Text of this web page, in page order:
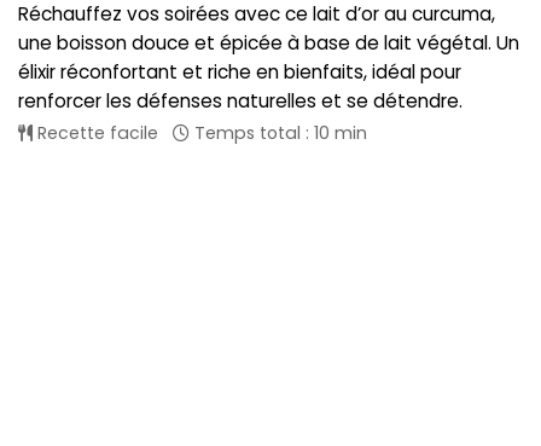
Réchauffez vos soirées avec ce lait d’or au curcuma,
une boisson douce et épicée à base de lait végétal. Un
élixir réconfortant et riche en bienfaits, idéal pour
renforcer les défenses naturelles et se détendre.
Recette facile Temps total : 10 min